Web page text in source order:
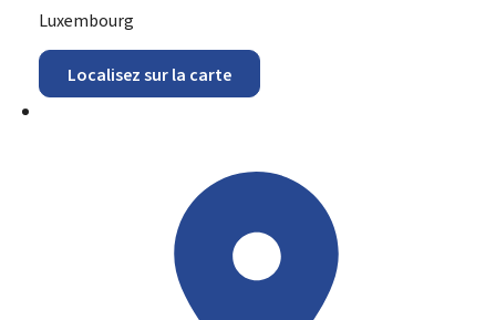
ADRESSE
Luxembourg
Localisez sur la carte